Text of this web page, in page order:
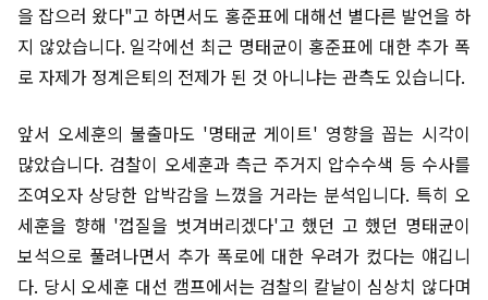
을 잡으러 왔다"고 하면서도 홍준표에 대해선 별다른 발언을 하
지 않았습니다. 일각에선 최근 명태균이 홍준표에 대한 추가 폭
로 자제가 정계은퇴의 전제가 된 것 아니냐는 관측도 있습니다.
앞서 오세훈의 불출마도 '명태균 게이트' 영향을 꼽는 시각이
많았습니다. 검찰이 오세훈과 측근 주거지 압수수색 등 수사를
조여오자 상당한 압박감을 느꼈을 거라는 분석입니다. 특히 오
세훈을 향해 '껍질을 벗겨버리겠다'고 했던 고 했던 명태균이
보석으로 풀려나면서 추가 폭로에 대한 우려가 컸다는 얘깁니
다. 당시 오세훈 대선 캠프에서는 검찰의 칼날이 심상치 않다며